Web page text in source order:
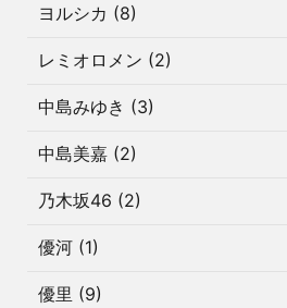
ヨルシカ (8)
レミオロメン (2)
中島みゆき (3)
中島美嘉 (2)
乃木坂46 (2)
優河 (1)
優里 (9)